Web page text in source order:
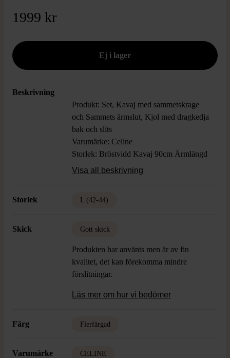
1999 kr
Beskrivning
Produkt: Set, Kavaj med sammetskrage
och Sammets ärmslut, Kjol med dragkedja
bak och slits
Varumärke: Celine
Storlek: Bröstvidd Kavaj 90cm Ärmlängd
66cm, Midjevidd Kjol 92cm Längd 69cm
Skick: Gott Skick, Söm släppt i foder på
Visa all beskrivning
Storlek L (42-44)
Skick Gott skick
Produkten har använts men är av fin
kvalitet, det kan förekomma mindre
förslitningar.
Läs mer om hur vi bedömer
Färg Flerfärgad
Varumärke CELINE